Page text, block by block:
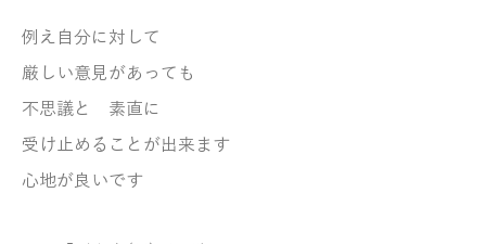
例え自分に対して
厳しい意見があっても
不思議と 素直に
受け止めることが出来ます
心地が良いです